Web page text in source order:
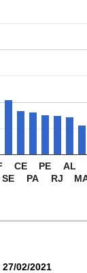
SE
CE
PA
PE
RJ
AL
02/2021